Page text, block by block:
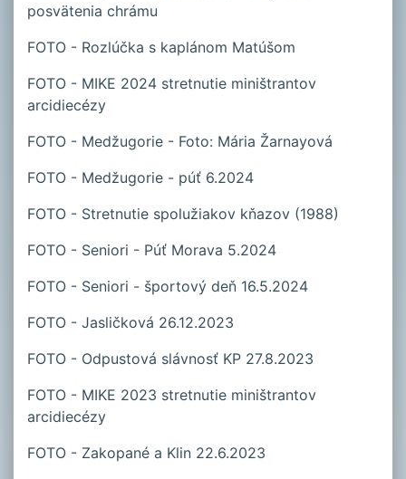
posvätenia chrámu
FOTO - Rozlúčka s kaplánom Matúšom
FOTO - MIKE 2024 stretnutie miništrantov
arcidiecézy
FOTO - Medžugorie - Foto: Mária Žarnayová
FOTO - Medžugorie - púť 6.2024
FOTO - Stretnutie spolužiakov kňazov (1988)
FOTO - Seniori - Púť Morava 5.2024
FOTO - Seniori - športový deň 16.5.2024
FOTO - Jasličková 26.12.2023
FOTO - Odpustová slávnosť KP 27.8.2023
FOTO - MIKE 2023 stretnutie miništrantov
arcidiecézy
FOTO - Zakopané a Klin 22.6.2023